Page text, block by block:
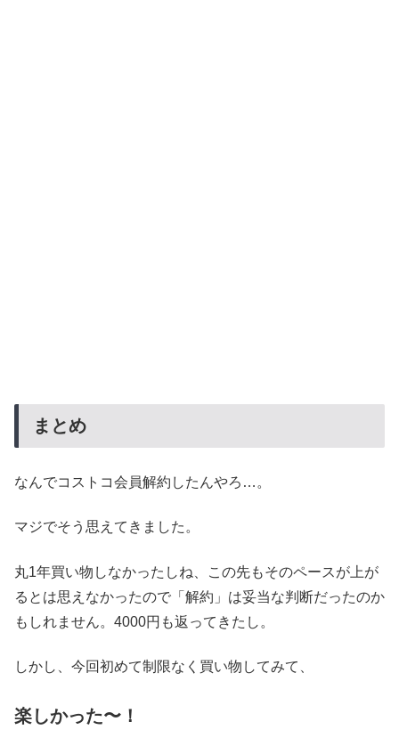
まとめ
なんでコストコ会員解約したんやろ…。
マジでそう思えてきました。
丸1年買い物しなかったしね、この先もそのペースが上が
るとは思えなかったので「解約」は妥当な判断だったのか
もしれません。4000円も返ってきたし。
しかし、今回初めて制限なく買い物してみて、
楽しかった〜！